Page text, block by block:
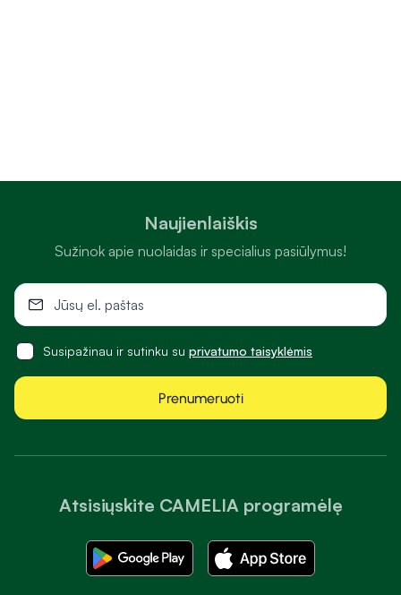
Atsisiųskite CAMELIA programėlę
Naujienlaiškis
Sužinok apie nuolaidas ir specialius pasiūlymus!
Susipažinau ir sutinku su privatumo taisyklėmis
Prenumeruoti